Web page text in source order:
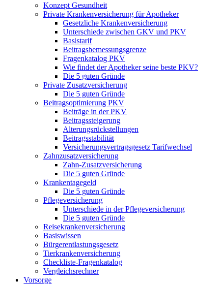
Konzept Gesundheit
Private Krankenversicherung für Apotheker
Gesetzliche Krankenversicherung
Unterschiede zwischen GKV und PKV
Basistarif
Beitragsbemessungsgrenze
Fragenkatalog PKV
Wie findet der Apotheker seine beste PKV?
Die 5 guten Gründe
Private Zusatzversicherung
Die 5 guten Gründe
Beitragsoptimierung PKV
Beiträge in der PKV
Beitragssteigerung
Alterungsrückstellungen
Beitragsstabilität
Versicherungsvertragsgesetz Tarifwechsel
Zahnzusatzversicherung
Zahn-Zusatzversicherung
Die 5 guten Gründe
Krankentagegeld
Die 5 guten Gründe
Pflegeversicherung
Unterschiede in der Pflegeversicherung
Die 5 guten Gründe
Reisekrankenversicherung
Basiswissen
Bürgerentlastungsgesetz
Tierkrankenversicherung
Checkliste-Fragenkatalog
Vergleichsrechner
Vorsorge